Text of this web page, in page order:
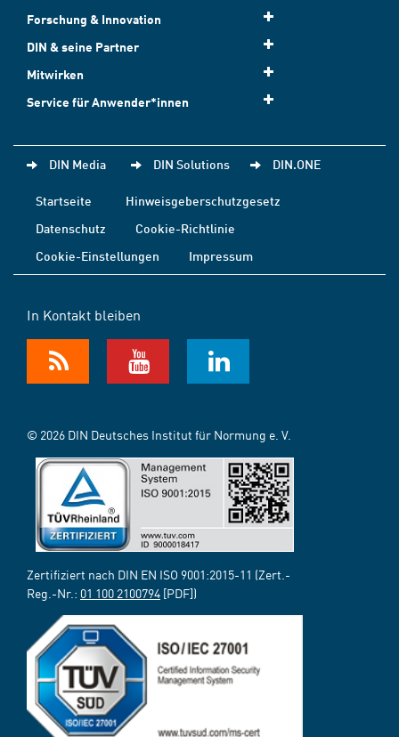
Forschung & Innovation
DIN & seine Partner
Mitwirken
Service für Anwender*innen
DIN Media DIN Solutions DIN.ONE
Startseite
Hinweisgeberschutzgesetz
Datenschutz
Cookie-Richtlinie
Cookie-Einstellungen
Impressum
In Kontakt bleiben
© 2026 DIN Deutsches Institut für Normung e. V.
Zertifiziert nach DIN EN ISO 9001:2015-11 (Zert.-
Reg.-Nr.: 01 100 2100794 [PDF])